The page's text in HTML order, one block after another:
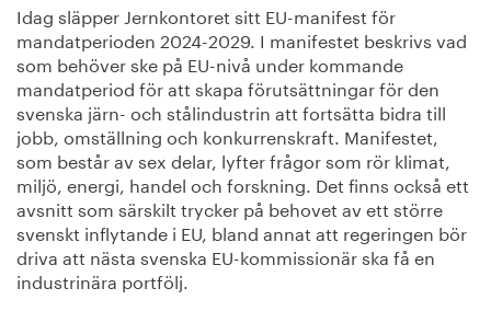
Idag släpper Jernkontoret sitt EU-manifest för
mandatperioden 2024-2029. I manifestet beskrivs vad
som behöver ske på EU-nivå under kommande
mandatperiod för att skapa förutsättningar för den
svenska järn- och stålindustrin att fortsätta bidra till
jobb, omställning och konkurrenskraft. Manifestet,
som består av sex delar, lyfter frågor som rör klimat,
miljö, energi, handel och forskning. Det finns också ett
avsnitt som särskilt trycker på behovet av ett större
svenskt inflytande i EU, bland annat att regeringen bör
driva att nästa svenska EU-kommissionär ska få en
industrinära portfölj.